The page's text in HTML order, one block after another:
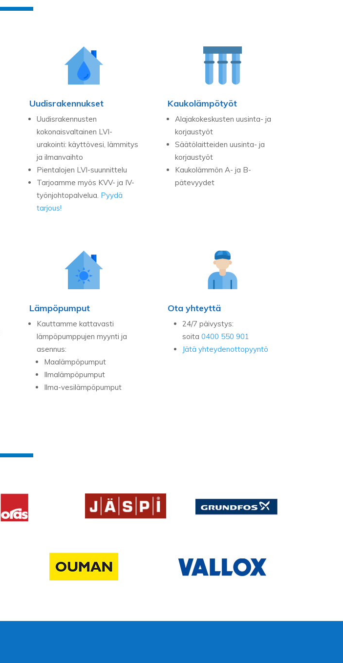
Uudisrakennukset
Uudisrakennusten
kokonaisvaltainen LVI-
urakointi: käyttövesi, lämmitys
ja ilmanvaihto
Pientalojen LVI-suunnittelu
Tarjoamme myös KVV- ja IV-
työnjohtopalvelua. Pyydä
tarjous!
Kaukolämpötyöt
Alajakokeskusten uusinta- ja
korjaustyöt
Säätölaitteiden uusinta- ja
korjaustyöt
Kaukolämmön A- ja B-
pätevyydet
Lämpöpumput
Kauttamme kattavasti
lämpöpumppujen myynti ja
asennus:
Maalämpöpumput
Ilmalämpöpumput
Ilma-vesilämpöpumput
Ota yhteyttä
24/7 päivystys:
soita0400 550 901
Jätä yhteydenottopyyntö